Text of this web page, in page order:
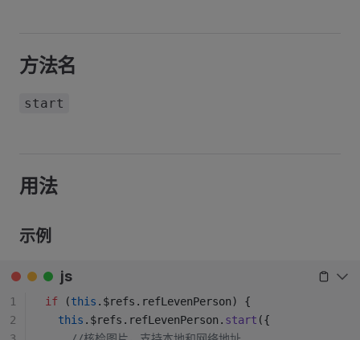
方法名
start
用法
示例
js
if (this .$refs.refLevenPerson) {
  this
.$refs.refLevenPerson. start ({
1
2